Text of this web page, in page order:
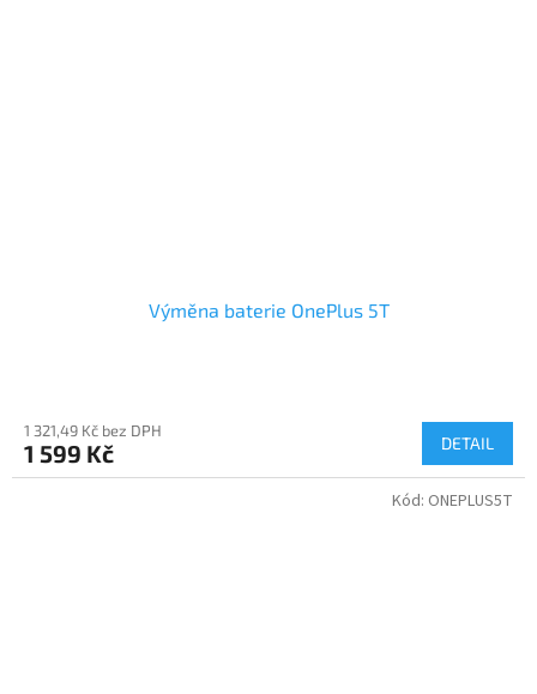
Výměna baterie OnePlus 5T
1 321,49 Kč bez DPH
1 599 Kč DETAIL
Kód: ONEPLUS5T